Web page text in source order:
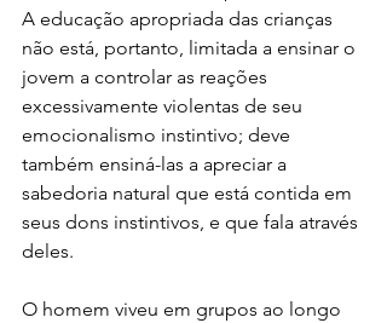
A educação apropriada das crianças
não está, portanto, limitada a ensinar o
jovem a controlar as reações
excessivamente violentas de seu
emocionalismo instintivo; deve
também ensiná-las a apreciar a
sabedoria natural que está contida em
seus dons instintivos, e que fala através
deles.
O homem viveu em grupos ao longo